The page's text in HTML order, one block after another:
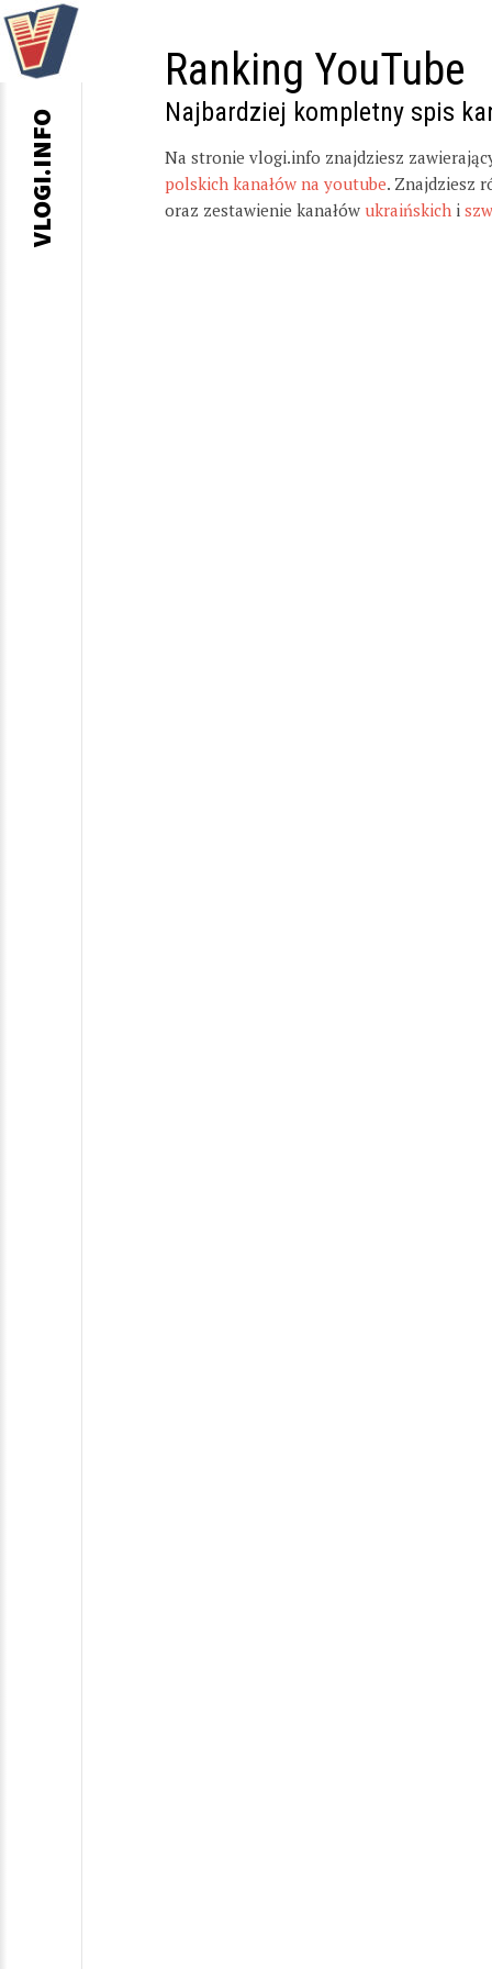
Ranking YouTube
Najbardziej kompletny spis
Na stronie vlogi.info znajdziesz
polskich kanałów na youtube. Znajdziesz
oraz zestawienie kanałów ukraińskich i
VLOGI.INFO